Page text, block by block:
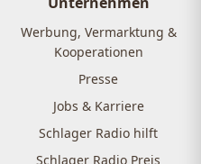
Werbung, Vermarktung &
Kooperationen
Presse
Jobs & Karriere
Schlager Radio hilft
Schlager Radio Preis